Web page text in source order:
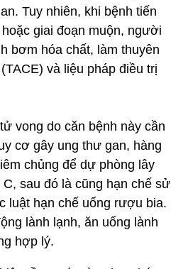
Tuy nhiên, khi bệnh tiến
giai đoạn muộn, người
bơm hóa chất, làm thuyên
và liệu pháp điều trị
vong do căn bệnh này cần
cơ gây ung thư gan, hàng
chủng để dự phòng lây
sau đó là cũng hạn chế sử
luật hạn chế uống rượu bia.
lành lạnh, ăn uống lành
hợp lý.